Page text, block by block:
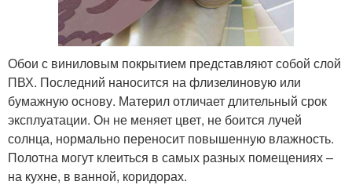
Обои с виниловым покрытием представляют собой слой
ПВХ. Последний наносится на флизелиновую или
бумажную основу. Материл отличает длительный срок
эксплуатации. Он не меняет цвет, не боится лучей
солнца, нормально переносит повышенную влажность.
Полотна могут клеиться в самых разных помещениях –
на кухне, в ванной, коридорах.